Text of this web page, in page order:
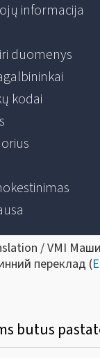
informacija
duomenys
kodai
/ VMI
переклад (